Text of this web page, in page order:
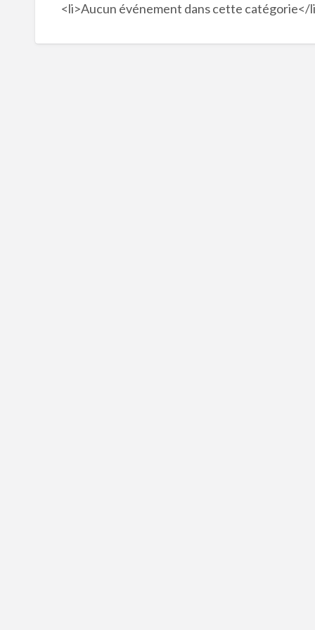
<li>Aucun événement dans cette catégorie</